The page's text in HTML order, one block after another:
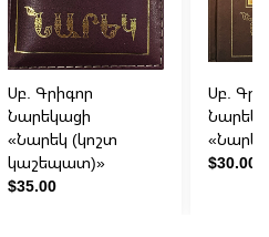
Սբ. Գրիգոր
Նարեկացի
«Նարեկ (կոշտ
կաշեպատ)»
$35.00
Սբ.
$30.00